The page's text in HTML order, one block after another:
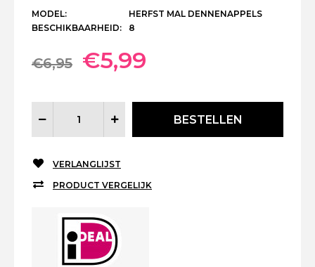
MODEL:
BESCHIKBAARHEID:
HERFST MAL DENNENAPPELS
8
€6,95 €5,99
VERLANGLIJST
PRODUCT VERGELIJK